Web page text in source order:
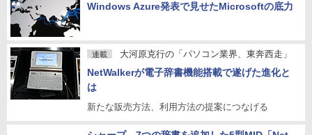
Windows Azure発表で見せたMicrosoftの底力
連載 大河原克行の「パソコン業界、東奔西走」
NetWalkerが電子辞書機能搭載で遂げた進化と
は
新たな販売方法、利用方法の提案につなげる